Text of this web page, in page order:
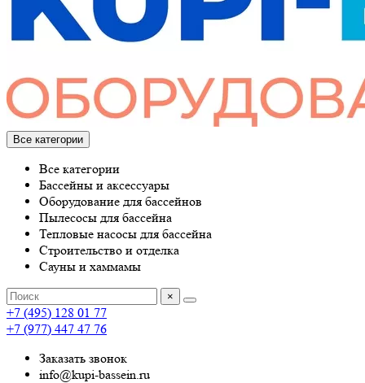
Все категории
Все категории
Бассейны и аксессуары
Оборудование для бассейнов
Пылесосы для бассейна
Тепловые насосы для бассейна
Строительство и отделка
Сауны и хаммамы
×
+7 (495) 128 01 77
+7 (977) 447 47 76
Заказать звонок
info@kupi-bassein.ru